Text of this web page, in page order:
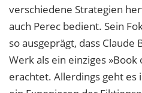
verschiedene Strategien
auch Perec bedient. Sein
so ausgeprägt, dass Claude
Werk als ein einziges »Book
erachtet. Allerdings geht es